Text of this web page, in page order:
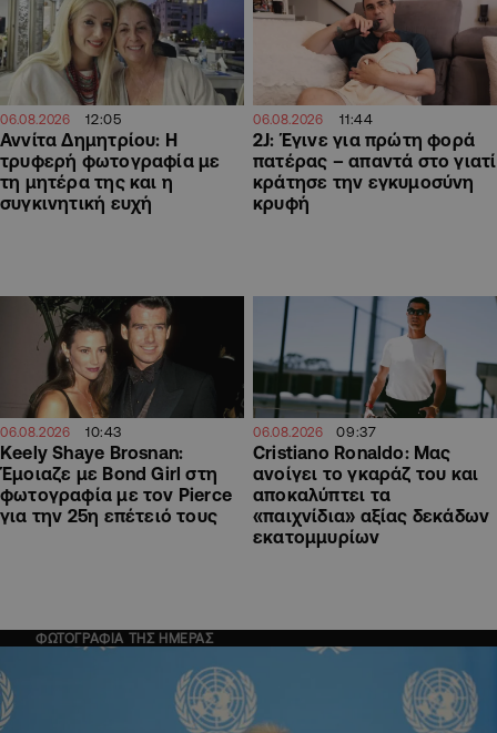
06.08.2026 12:05
Αννίτα Δημητρίου: Η
τρυφερή φωτογραφία με
τη μητέρα της και η
συγκινητική ευχή
06.08.2026 11:44
2J: Έγινε για πρώτη φορά
πατέρας – απαντά στο γιατί
κράτησε την εγκυμοσύνη
κρυφή
06.08.2026 10:43
Keely Shaye Brosnan:
Έμοιαζε με Bond Girl στη
φωτογραφία με τον Pierce
για την 25η επέτειό τους
06.08.2026 09:37
Cristiano Ronaldo: Μας
ανοίγει το γκαράζ του και
αποκαλύπτει τα
«παιχνίδια» αξίας δεκάδων
εκατομμυρίων
ΦΩΤΟΓΡΑΦΙΑ ΤΗΣ ΗΜΕΡΑΣ